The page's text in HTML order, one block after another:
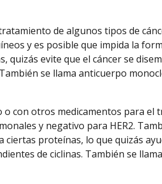
de algunos tipos de
y es posible que impida la
quizás evite que el cáncer se
se llama anticuerpo
o con otros medicamentos para
y negativo para HER2.
ciertas proteínas, lo que quizás
de ciclinas. También se